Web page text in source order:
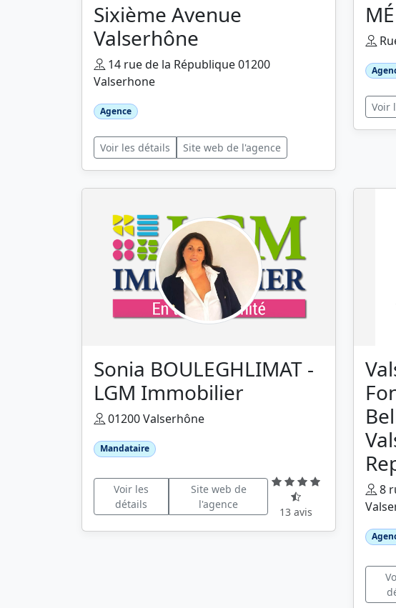
Sixième Avenue
Valserhône
14 rue de la République 01200
Valserhone
Agence
Voir les détails Site web de l'agence
Voir
Sonia BOULEGHLIMAT -
LGM Immobilier
01200 Valserhône
Mandataire
Voir les
détails
Site web de
l'agence
13 avis
8